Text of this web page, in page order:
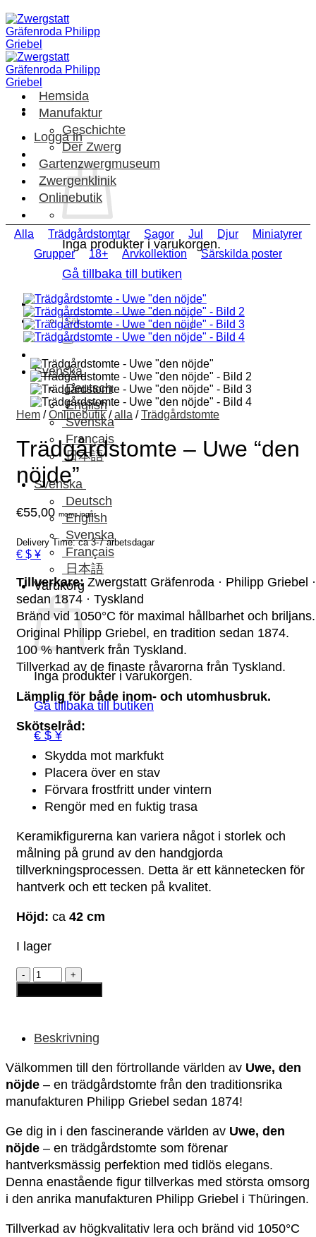
Skip
to
content
Logga in
Inga produkter i varukorgen.
Gå tillbaka till butiken
Sök
efter:
Svenska
Deutsch
English
Svenska
Français
日本語
Svenska
Deutsch
English
Svenska
Français
日本語
Varukorg
Inga produkter i varukorgen.
Gå tillbaka till butiken
€ $ ¥
Hemsida
Manufaktur
Geschichte
Der Zwerg
Gartenzwergmuseum
Zwergenklinik
Onlinebutik
Alla Trädgårdstomtar Sagor Jul Djur
Miniatyrer
Grupper
18+ Arvkollektion Särskilda poster
Hem / Onlinebutik / alla / Trädgårdstomte
Trädgårdstomte – Uwe “den
nöjde”
€55,00 moms ingår.
Delivery Time: ca 3-7 arbetsdagar
€ $ ¥
Tillverkare: Zwergstatt Gräfenroda · Philipp Griebel ·
sedan 1874 · Tyskland
Bränd vid 1050°C för maximal hållbarhet och briljans.
Original Philipp Griebel, en tradition sedan 1874.
100 % hantverk från Tyskland.
Tillverkad av de finaste råvarorna från Tyskland.
Lämplig för både inom- och utomhusbruk.
Skötselråd:
Skydda mot markfukt
Placera över en stav
Förvara frostfritt under vintern
Rengör med en fuktig trasa
Keramikfigurerna kan variera något i storlek och
målning på grund av den handgjorda
tillverkningsprocessen. Detta är ett kännetecken för
hantverk och ett tecken på kvalitet.
Höjd: ca 42 cm
I lager
Trädgårdstomte
-
Uwe
mängd
Beskrivning
Välkommen till den förtrollande världen av Uwe, den
nöjde – en trädgårdstomte från den traditionsrika
manufakturen Philipp Griebel sedan 1874!
Ge dig in i den fascinerande världen av Uwe, den
nöjde – en trädgårdstomte som förenar
hantverksmässig perfektion med tidlös elegans.
Denna enastående figur tillverkas med största omsorg
i den anrika manufakturen Philipp Griebel i Thüringen.
Tillverkad av högkvalitativ lera och bränd vid 1050°C